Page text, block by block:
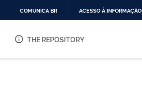
O
COMUNICA BR ACESSO À INFORMAÇÃO
THE REPOSITORY